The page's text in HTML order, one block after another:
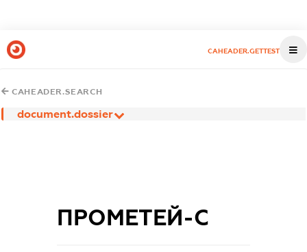
CAHEADER.GETTEST
CAHEADER.SEARCH
document.dossier
ПРОМЕТЕЙ-С